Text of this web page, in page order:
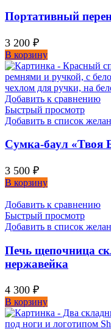
Портативный
3 200 ₽
В корзину
Добавить к сравнению
Быстрый просмотр
Добавить в список
Сумка-баул «Твоя
3 500 ₽
В корзину
Добавить к сравнению
Быстрый просмотр
Добавить в список
Печь щепочница
нержавейка
4 300 ₽
В корзину